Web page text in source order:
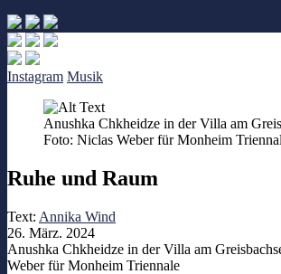
Instagram Musik
Anushka Chkheidze in der Villa am
Foto: Niclas Weber für Monheim
Ruhe und Raum
Text: Annika Wind
26. März. 2024
Anushka Chkheidze in der Villa am
Weber für Monheim Triennale